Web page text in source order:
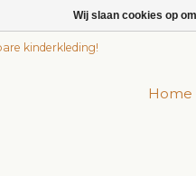
kinderkleding!
Home
Wij slaan cookies op